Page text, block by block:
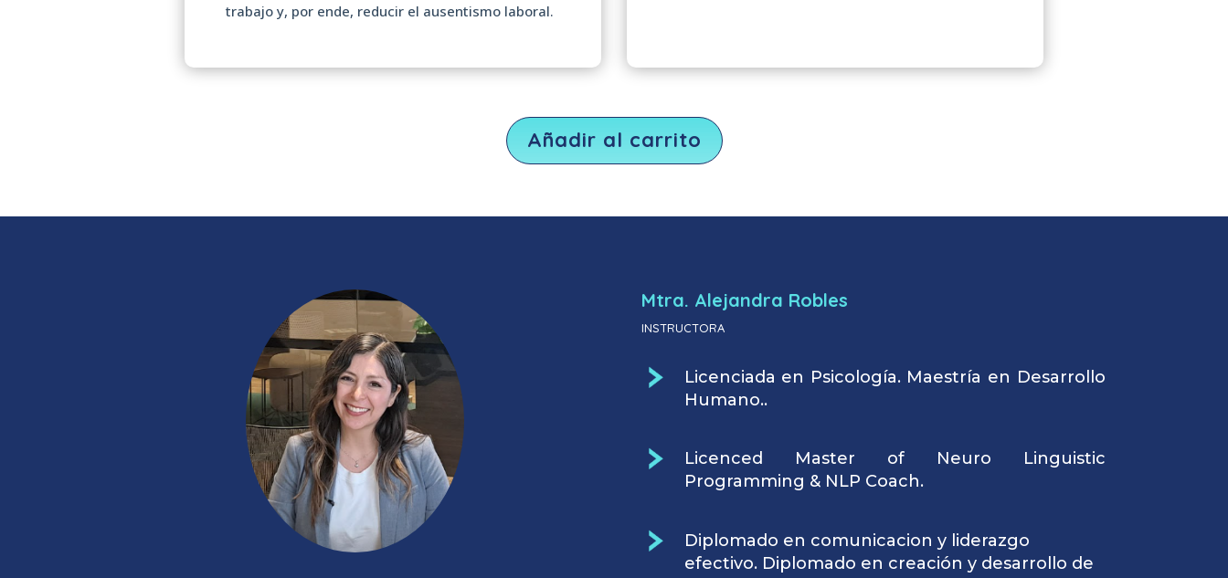
trabajo y, por ende, reducir el ausentismo laboral.
Añadir al carrito
Mtra. Alejandra Robles
INSTRUCTORA
Licenciada en Psicología. Maestría en Desarrollo
Humano..
Licenced Master of Neuro Linguistic
Programming & NLP Coach.
Diplomado en comunicacion y liderazgo
efectivo. Diplomado en creación y desarrollo de